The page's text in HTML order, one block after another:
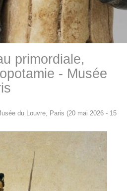
primordiale,
- Musée
du Louvre, Paris (20 mai 2026 - 15